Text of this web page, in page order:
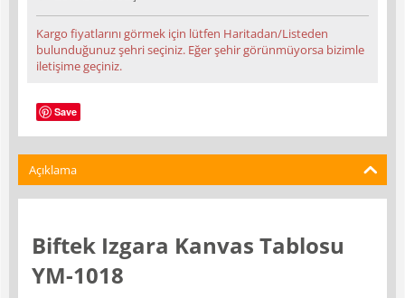
Kargo fiyatlarını görmek için lütfen Haritadan/Listeden
bulunduğunuz şehri seçiniz. Eğer şehir görünmüyorsa bizimle
iletişime geçiniz.
Save
Açıklama
Biftek Izgara Kanvas Tablosu
YM-1018